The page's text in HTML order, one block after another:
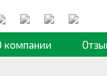
компании